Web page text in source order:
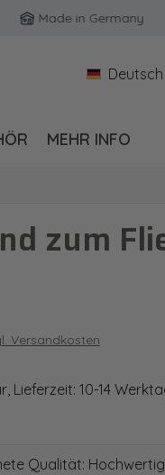
Made in Germany
Deutsch
MEHR INFO
zum
Versandkosten
Lieferzeit: 10-14
Qualität: